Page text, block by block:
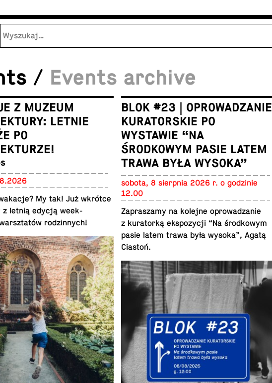
/ Events archive
Z MUZEUM
LETNIE
PO
My tak! Już wkrótce
z letnią edycją week­
rodzin­nych!
BLOK #23 | OPROWADZANIE
KURATORSKIE PO
WYSTAWIE “NA
ŚRODKOWYM PASIE LATEM
TRAWA BYŁA WYSOKA”
sobota, 8 sierp­nia 2026 r. o godzinie
12.00
Za­praszamy na kolejne oprowadzanie
z ku­ra­torką ek­spozy­cji “Na środ­kowym
pasie latem trawa była wysoka”, Agatą
Ciastoń.